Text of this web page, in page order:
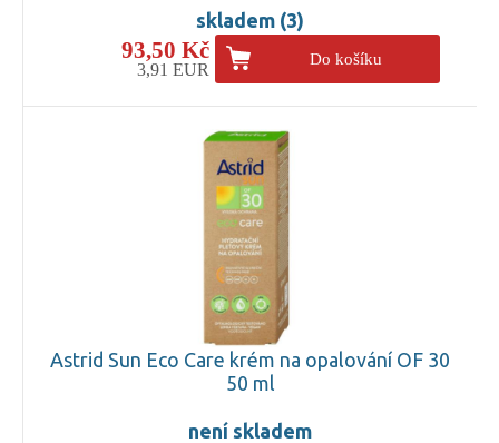
skladem (3)
93,50 Kč
3,91 EUR
Do košíku
Astrid Sun Eco Care krém na opalování OF 30
50 ml
není skladem